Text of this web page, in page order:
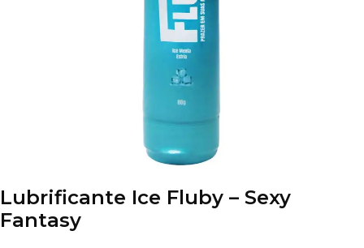
Lubrificante Ice Fluby – Sexy
Fantasy